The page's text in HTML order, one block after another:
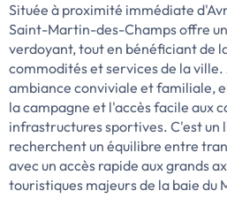
Située à proximité immédiate
Saint-Martin-des-Champs offre
verdoyant, tout en bénéficiant de
commodités et services de la
ambiance conviviale et familiale,
la campagne et l'accès facile aux
infrastructures sportives. C'est un
recherchent un équilibre entre
avec un accès rapide aux grands
touristiques majeurs de la baie du